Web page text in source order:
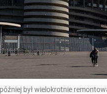
był wielokrotnie